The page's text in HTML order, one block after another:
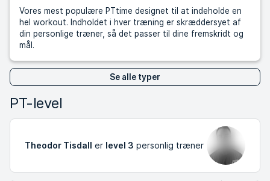
Vores mest populære PTtime designet til at indeholde en
hel workout. Indholdet i hver træning er skræddersyet af
din personlige træner, så det passer til dine fremskridt og
mål.
Se alle typer
PT-level
Theodor Tisdall er level 3 personlig træner